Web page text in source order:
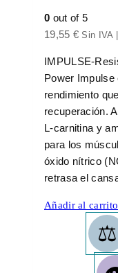
0 out of 5
19,55 € Sin IVA
IMPULSE-
Power Impulse
rendimiento
recuperación.
L-carnitina y
para los
óxido nítrico
retrasa el
Añadir al carrito